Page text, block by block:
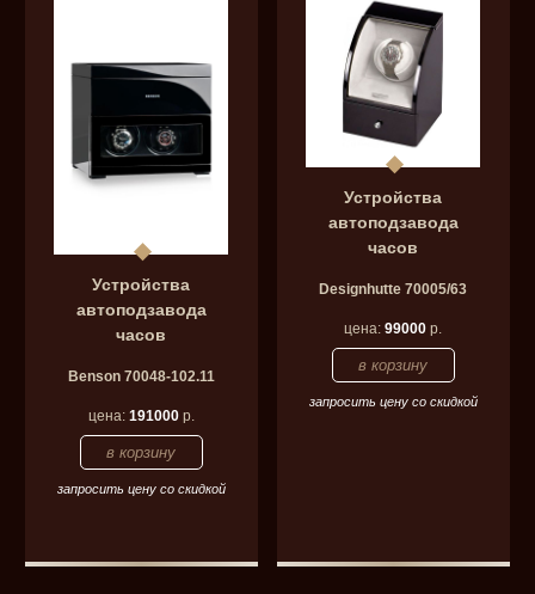
Устройства
автоподзавода
часов
Benson 70048-102.11
цена: 191000р.
запросить цену со скидкой
Устройства
автоподзавода
часов
Designhutte 70005/63
цена:99000 р.
запросить цену со скидкой